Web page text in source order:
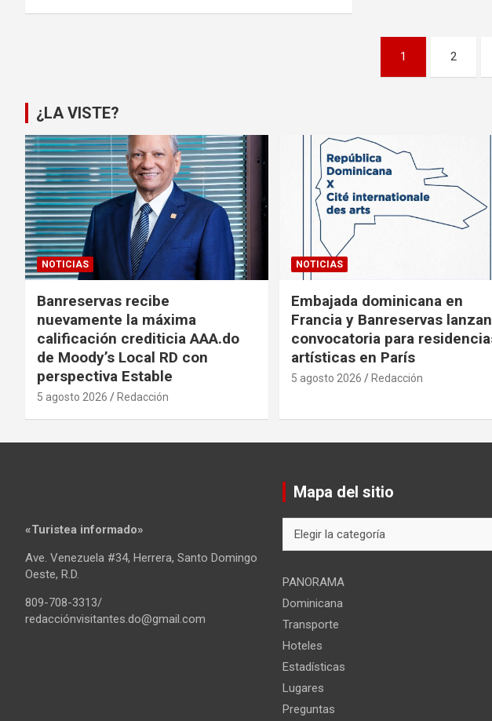
entradas
1 2
¿LA VISTE?
NOTICIAS
Banreservas recibe
nuevamente la máxima
calificación crediticia AAA.do
de Moody’s Local RD con
perspectiva Estable
5 agosto 2026 Redacción
NOTICIAS
Embajada dominicana en
Francia y Banreservas lanzan
convocatoria para
artísticas en París
5 agosto 2026 Redacción
«Turistea informado»
Ave. Venezuela #34, Herrera, Santo Domingo
Oeste, R.D.
809-708-3313/
redacciónvisitantes.do@gmail.com
Mapa del sitio
del
PANORAMA
Dominicana
Transporte
Hoteles
Estadísticas
Lugares
Preguntas